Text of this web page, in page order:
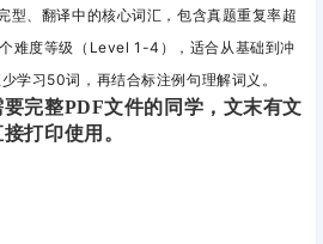
、翻译中的核心词汇，包含真题重复率超
难度等级（Level 1-4），适合从基础到冲
学习50词，再结合标注例句理解词义。
完整PDF文件的同学，文末有文
打印使用。